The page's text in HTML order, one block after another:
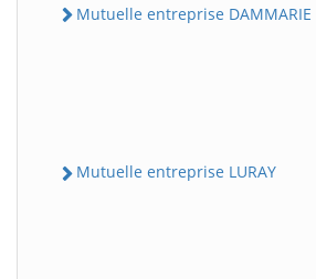
Mutuelle entreprise DAMMARIE
Mutuelle entreprise LURAY